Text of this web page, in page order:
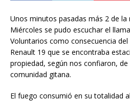
Unos minutos pasadas más 2 de la
Miércoles se pudo escuchar el
Voluntarios como consecuencia
Renault 19 que se encontraba
propiedad, según nos confiaron,
comunidad gitana.
El fuego consumió en su totalidad